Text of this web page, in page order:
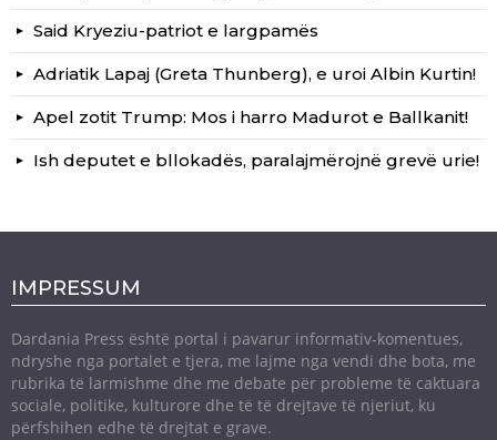
Said Kryeziu-patriot e largpamës
Adriatik Lapaj (Greta Thunberg), e uroi Albin Kurtin!
Apel zotit Trump: Mos i harro Madurot e Ballkanit!
Ish deputet e bllokadës, paralajmërojnë grevë urie!
IMPRESSUM
Dardania Press është portal i pavarur informativ-komentues,
ndryshe nga portalet e tjera, me lajme nga vendi dhe bota, me
rubrika të larmishme dhe me debate për probleme të caktuara
sociale, politike, kulturore dhe të të drejtave të njeriut, ku
përfshihen edhe të drejtat e grave.